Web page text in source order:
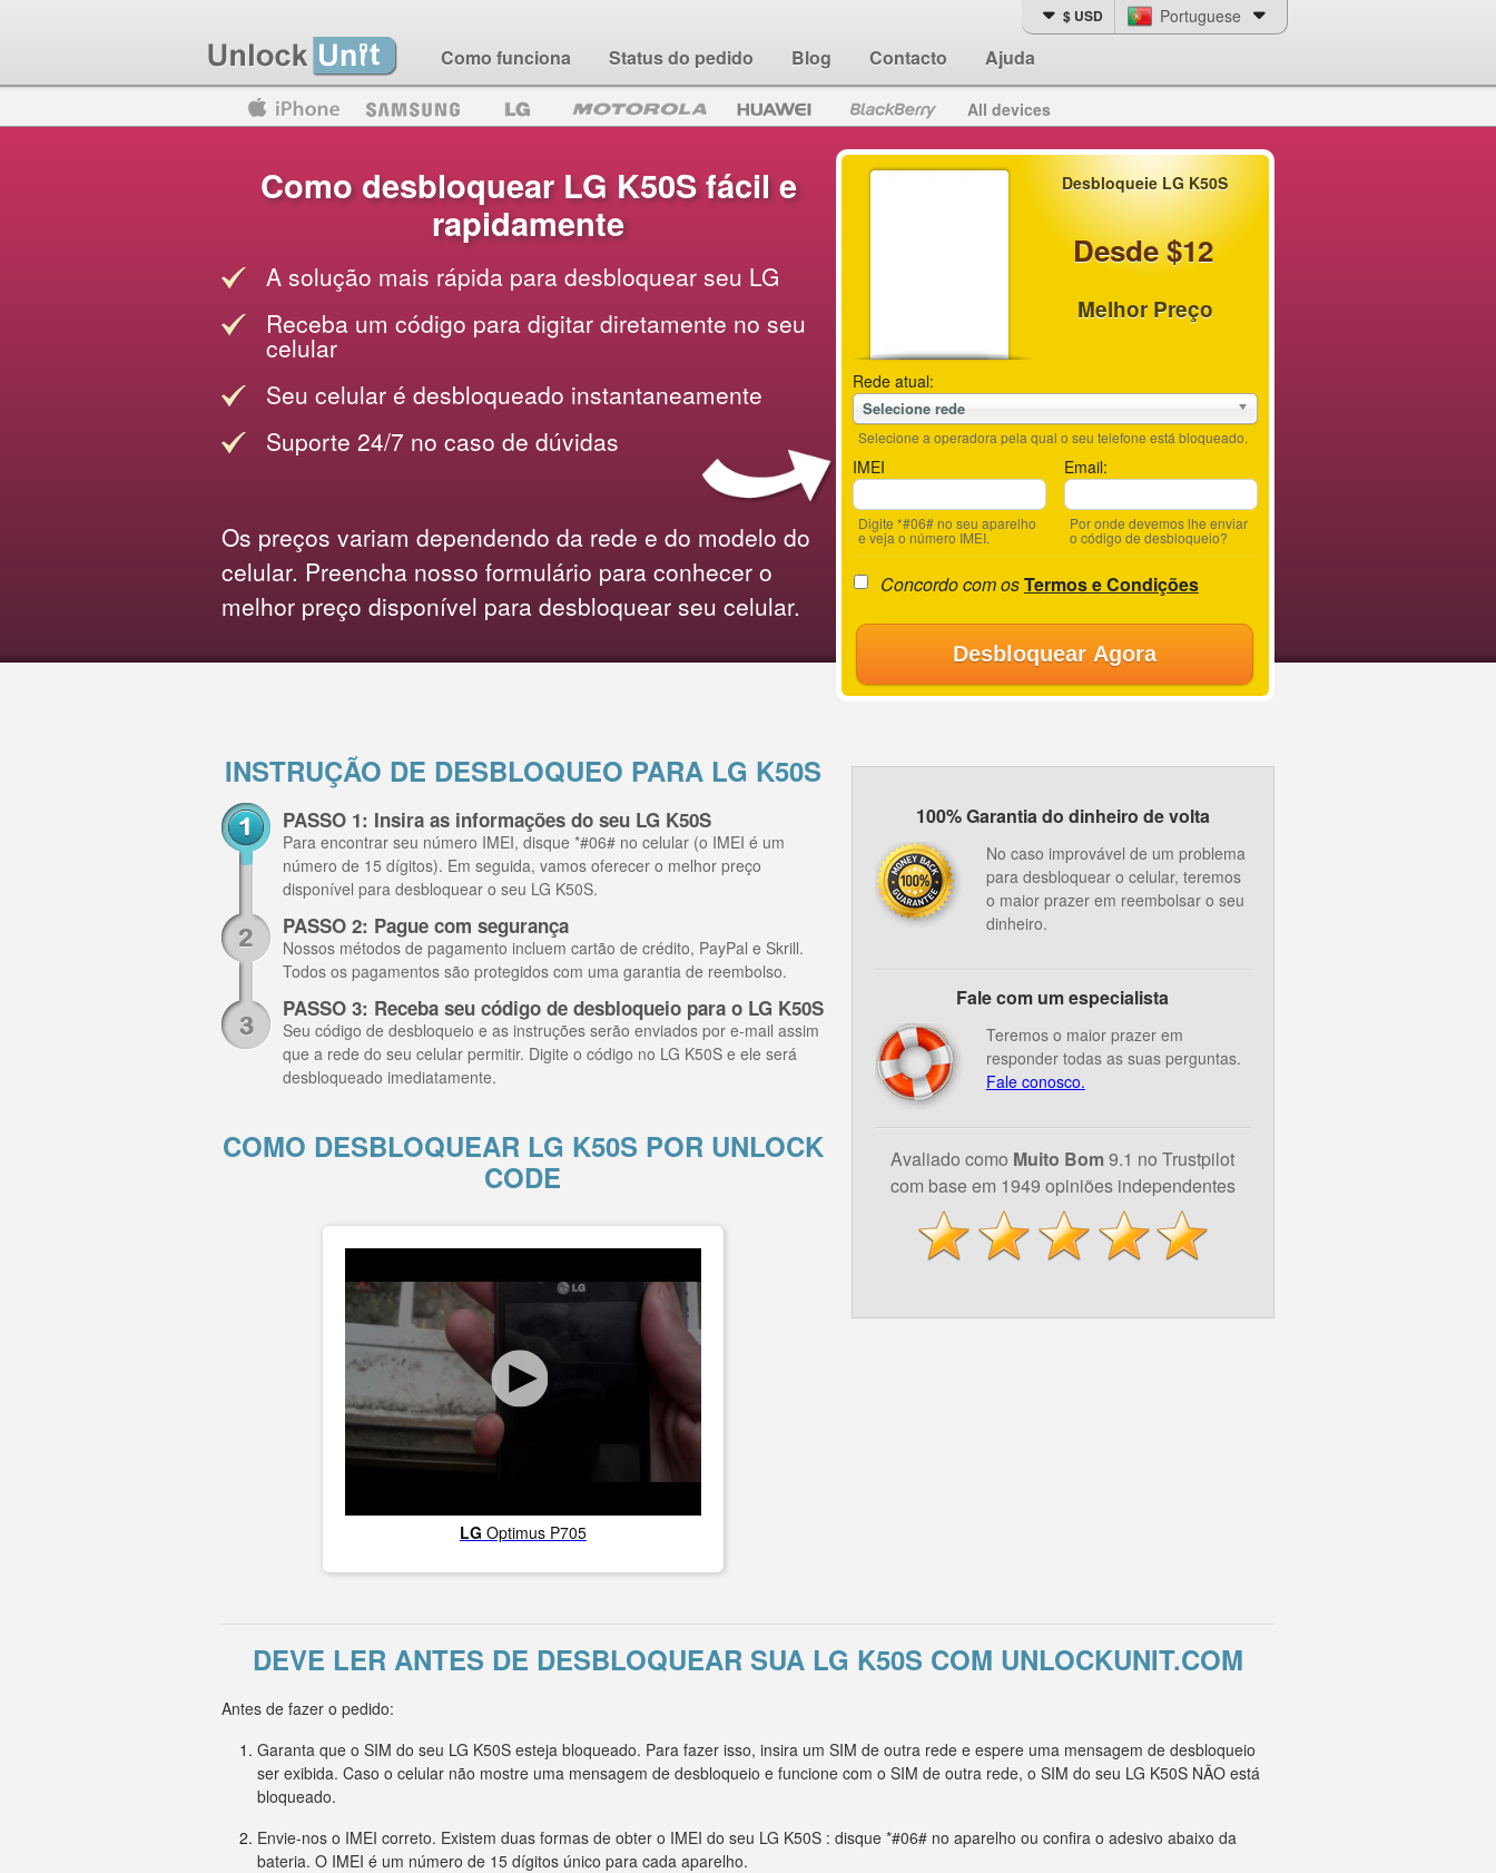
Como funciona Status do pedido Blog Contacto Ajuda
$ USD Portuguese
Blackberry All devices
Desbloqueie LG K50S
Desde $12
Melhor Preço
Rede atual:
Selecione rede
Selecione a operadora pela qual o seu telefone está bloqueado.
IMEI
Digite *#06# no seu aparelho
e veja o número IMEI.
Email:
Por onde devemos lhe enviar
o código de desbloqueio?
Concordo com osTermos e Condições
Desbloquear Agora
Como desbloquear LG K50S fácil e
rapidamente
A solução mais rápida para desbloquear seu LG
Receba um código para digitar diretamente no seu
celular
Seu celular é desbloqueado instantaneamente
Suporte 24/7 no caso de dúvidas
Os preços variam dependendo da rede e do modelo do
celular. Preencha nosso formulário para conhecer o
melhor preço disponível para desbloquear seu celular.
INSTRUÇÃO DE DESBLOQUEO PARA LG K50S
PASSO 1: Insira as informações do seu LG K50S
Para encontrar seu número IMEI, disque *#06# no celular (o IMEI é um
número de 15 dígitos). Em seguida, vamos oferecer o melhor preço
disponível para desbloquear o seu LG K50S.
PASSO 2: Pague com segurança
Nossos métodos de pagamento incluem cartão de crédito, PayPal e Skrill.
Todos os pagamentos são protegidos com uma garantia de reembolso.
PASSO 3: Receba seu código de desbloqueio para o LG K50S
Seu código de desbloqueio e as instruções serão enviados por e-mail assim
que a rede do seu celular permitir. Digite o código no LG K50S e ele será
desbloqueado imediatamente.
COMO DESBLOQUEAR LG K50S POR UNLOCK
CODE
LG Optimus P705
100% Garantia do dinheiro de volta
No caso improvável de um problema
para desbloquear o celular, teremos
o maior prazer em reembolsar o seu
dinheiro.
Fale com um especialista
Teremos o maior prazer em
responder todas as suas perguntas.
Fale conosco.
Avaliado como Muito Bom9.1 no Trustpilot
com base em 1949 opiniões independentes
DEVE LER ANTES DE DESBLOQUEAR SUA LG K50S COM UNLOCKUNIT.COM
Antes de fazer o pedido:
Garanta que o SIM do seu LG K50S esteja bloqueado. Para fazer isso, insira um SIM de outra rede e espere uma mensagem de desbloqueio
ser exibida. Caso o celular não mostre uma mensagem de desbloqueio e funcione com o SIM de outra rede, o SIM do seu LG K50S NÃO está
bloqueado.
Envie-nos o IMEI correto. Existem duas formas de obter o IMEI do seu LG K50S : disque *#06# no aparelho ou confira o adesivo abaixo da
bateria. O IMEI é um número de 15 dígitos único para cada aparelho.